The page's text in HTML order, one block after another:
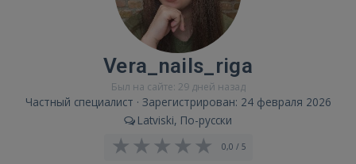
Vera_nails_riga
Был на сайте: 29 дней назад
Частный специалист · Зарегистрирован: 24 февраля 2026
Latviski, По-русски
0,0 / 5